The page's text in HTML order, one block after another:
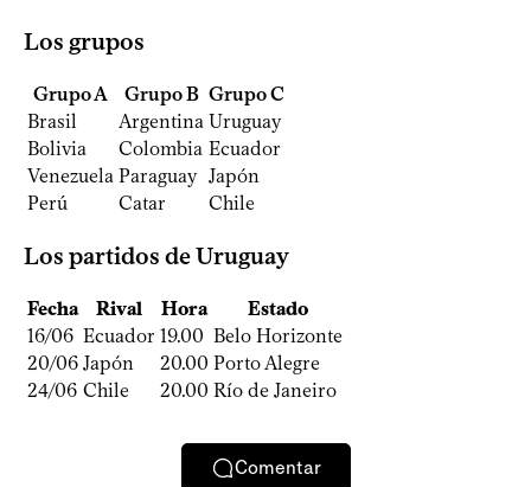
Los grupos
Grupo A Grupo B Grupo C
Brasil
Argentina Uruguay
Bolivia
Colombia Ecuador
Venezuela Paraguay Japón
Perú
Catar Chile
Los partidos de Uruguay
Fecha Rival Hora
Estado
16/06 Ecuador 19.00 Belo Horizonte
20/06 Japón 20.00 Porto Alegre
24/06 Chile 20.00 Río de Janeiro
Comentar